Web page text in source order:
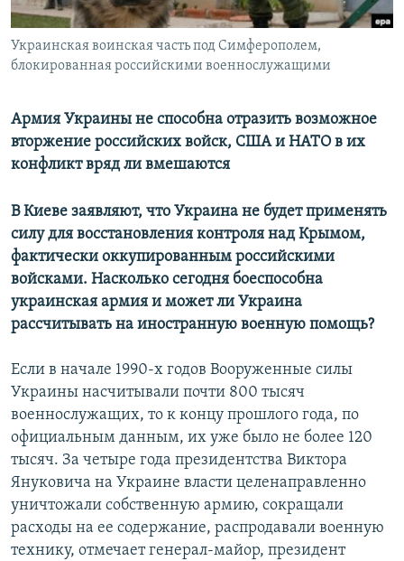
Украинская воинская часть под Симферополем,
блокированная российскими военнослужащими
Армия Украины не способна отразить возможное
вторжение российских войск, США и НАТО в их
конфликт вряд ли вмешаются
В Киеве заявляют, что Украина не будет применять
силу для восстановления контроля над Крымом,
фактически оккупированным российскими
войсками. Насколько сегодня боеспособна
украинская армия и может ли Украина
рассчитывать на иностранную военную помощь?
Если в начале 1990-х годов Вооруженные силы
Украины насчитывали почти 800 тысяч
военнослужащих, то к концу прошлого года, по
официальным данным, их уже было не более 120
тысяч. За четыре года президентства Виктора
Януковича на Украине власти целенаправленно
уничтожали собственную армию, сокращали
расходы на ее содержание, распродавали военную
технику, отмечает генерал-майор, президент